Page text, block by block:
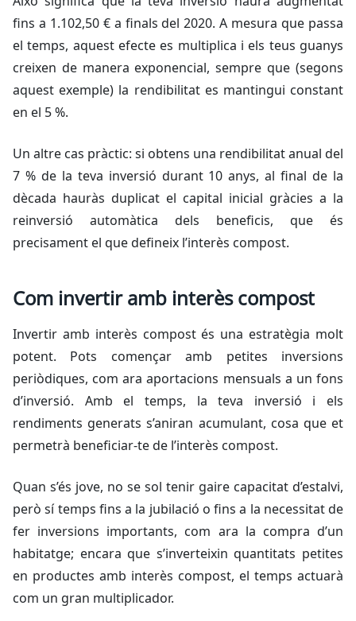
fins a 1.102,50 € a finals del 2020. A mesura que passa
el temps, aquest efecte es multiplica i els teus guanys
creixen de manera exponencial, sempre que (segons
aquest exemple) la rendibilitat es mantingui constant
en el 5 %.
Un altre cas pràctic: si obtens una rendibilitat anual del
7 % de la teva inversió durant 10 anys, al final de la
dècada hauràs duplicat el capital inicial gràcies a la
reinversió automàtica dels beneficis, que és
precisament el que defineix l’interès compost.
Com invertir amb interès compost
Invertir amb interès compost és una estratègia molt
potent. Pots començar amb petites inversions
periòdiques, com ara aportacions mensuals a un fons
d’inversió. Amb el temps, la teva inversió i els
rendiments generats s’aniran acumulant, cosa que et
permetrà beneficiar-te de l’interès compost.
Quan s’és jove, no se sol tenir gaire capacitat d’estalvi,
però sí temps fins a la jubilació o fins a la necessitat de
fer inversions importants, com ara la compra d’un
habitatge; encara que s’inverteixin quantitats petites
en productes amb interès compost, el temps actuarà
com un gran multiplicador.